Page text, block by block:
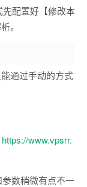
配置好【修改本
。
通过手动的方式
https://www.vpsrr.
数稍微有点不一